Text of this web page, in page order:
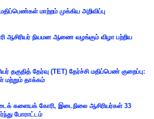
மாற்றம் முக்கிய அறிவிப்பு
ஆசிரியர் நியமன ஆணை வழங்கும் விழா பற்றிய
தகுதித் தேர்வு (TET) தேர்ச்சி மதிப்பெண் குறைப்பு:
மற்றும் தாக்கம்
களையக் கோரி, இடைநிலை ஆசிரியர்கள் 33
போராட்டம்